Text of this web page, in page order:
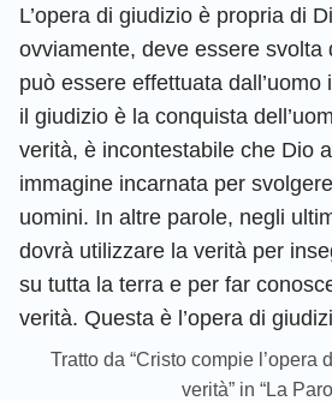
L’opera di giudizio è propria di
ovviamente, deve essere svolta
può essere effettuata
il giudizio è la conquista
verità, è incontestabile che Dio
immagine incarnata per
uomini. In altre parole, negli
dovrà utilizzare la verità per
su tutta la terra e per far
verità. Questa è l’opera di
Tratto da “Cristo compie l’opera
verità” in “La